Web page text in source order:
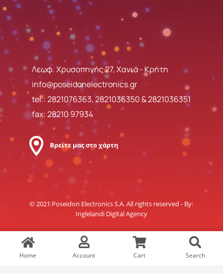
Λεωφ. Χρυσοπηγής 27, Χανιά - Κρήτη
info@poseidonelectronics.gr
tel.:2821076363,2821036350&2821036351
fax: 28210 97934
Βρείτε μας στο χάρτη
© 2021 Poseidon Electronics S.A. All rights reserved - By:
Inglelandi Digital Agency
Home Account Cart Search